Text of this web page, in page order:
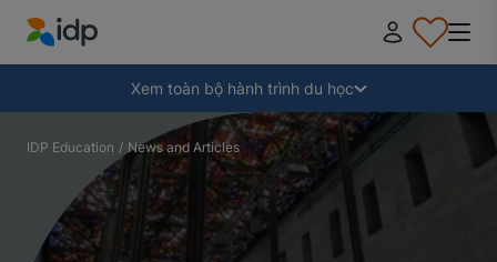
IDP Education
Xem toàn bộ hành trình du học
Tại sao nên đi du học?
Học ở đâu và học ngành gì?
Thu gọn
IDP Education / News and Articles